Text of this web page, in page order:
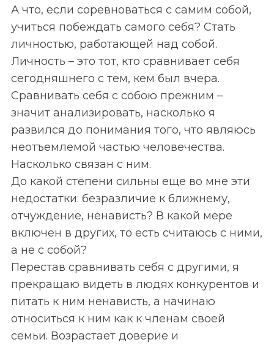
А что, если соревноваться с самим собой,
учиться побеждать самого себя? Стать
личностью, работающей над собой.
Личность – это тот, кто сравнивает себя
сегодняшнего с тем, кем был вчера.
Сравнивать себя с собою прежним –
значит анализировать, насколько я
развился до понимания того, что являюсь
неотъемлемой частью человечества.
Насколько связан с ним.
До какой степени сильны еще во мне эти
недостатки: безразличие к ближнему,
отчуждение, ненависть? В какой мере
включен в других, то есть считаюсь с ними,
а не с собой?
Перестав сравнивать себя с другими, я
прекращаю видеть в людях конкурентов и
питать к ним ненависть, а начинаю
относиться к ним как к членам своей
семьи. Возрастает доверие и